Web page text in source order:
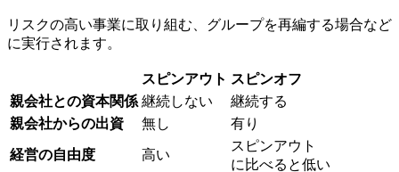
リスクの高い事業に取り組む、グループを再編する場合など
に実行されます。
スピンアウト スピンオフ
親会社との資本関係 継続しない
継続する
親会社からの出資
無し 有り
経営の自由度 高い
スピンアウト
に比べると低い